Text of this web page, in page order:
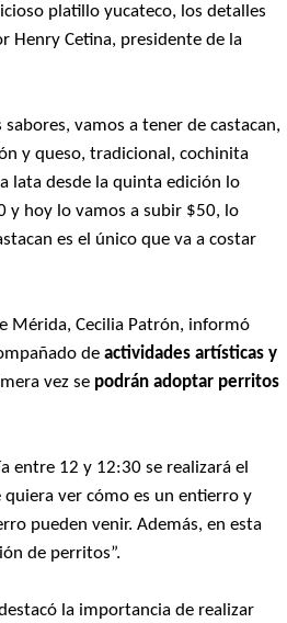
platillo yucateco, los detalles
Henry Cetina, presidente de la
vamos a tener de castacan,
y queso, tradicional, cochinita
lata desde la quinta edición lo
y hoy lo vamos a subir $50, lo
es el único que va a costar
Mérida, Cecilia Patrón, informó
deactividades artísticas y
vez se podrán adoptar perritos
entre 12 y 12:30 se realizará el
ver cómo es un entierro y
pueden venir. Además, en esta
de perritos”.
la importancia de realizar